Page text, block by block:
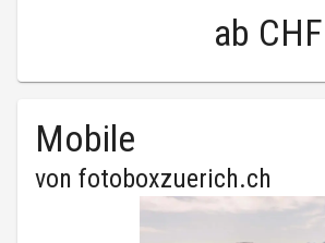
ab
Mobile
von fotoboxzuerich.ch